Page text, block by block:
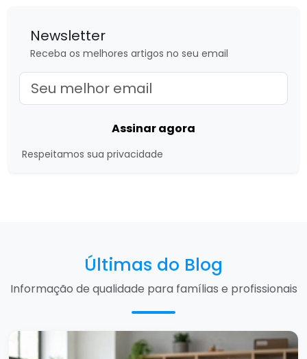
Newsletter
Receba os melhores artigos no seu email
Assinar agora
Respeitamos sua privacidade
Últimas do Blog
Informação de qualidade para famílias e profissionais